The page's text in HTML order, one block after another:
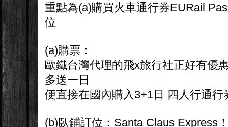
重點為(a)購買火車通行券EURail
位
(a)購票：
歐鐵台灣代理的飛x旅行社正好有優
多送一日
便直接在國內購入3+1日 四人行通行
(b)臥鋪訂位：Santa Claus Express